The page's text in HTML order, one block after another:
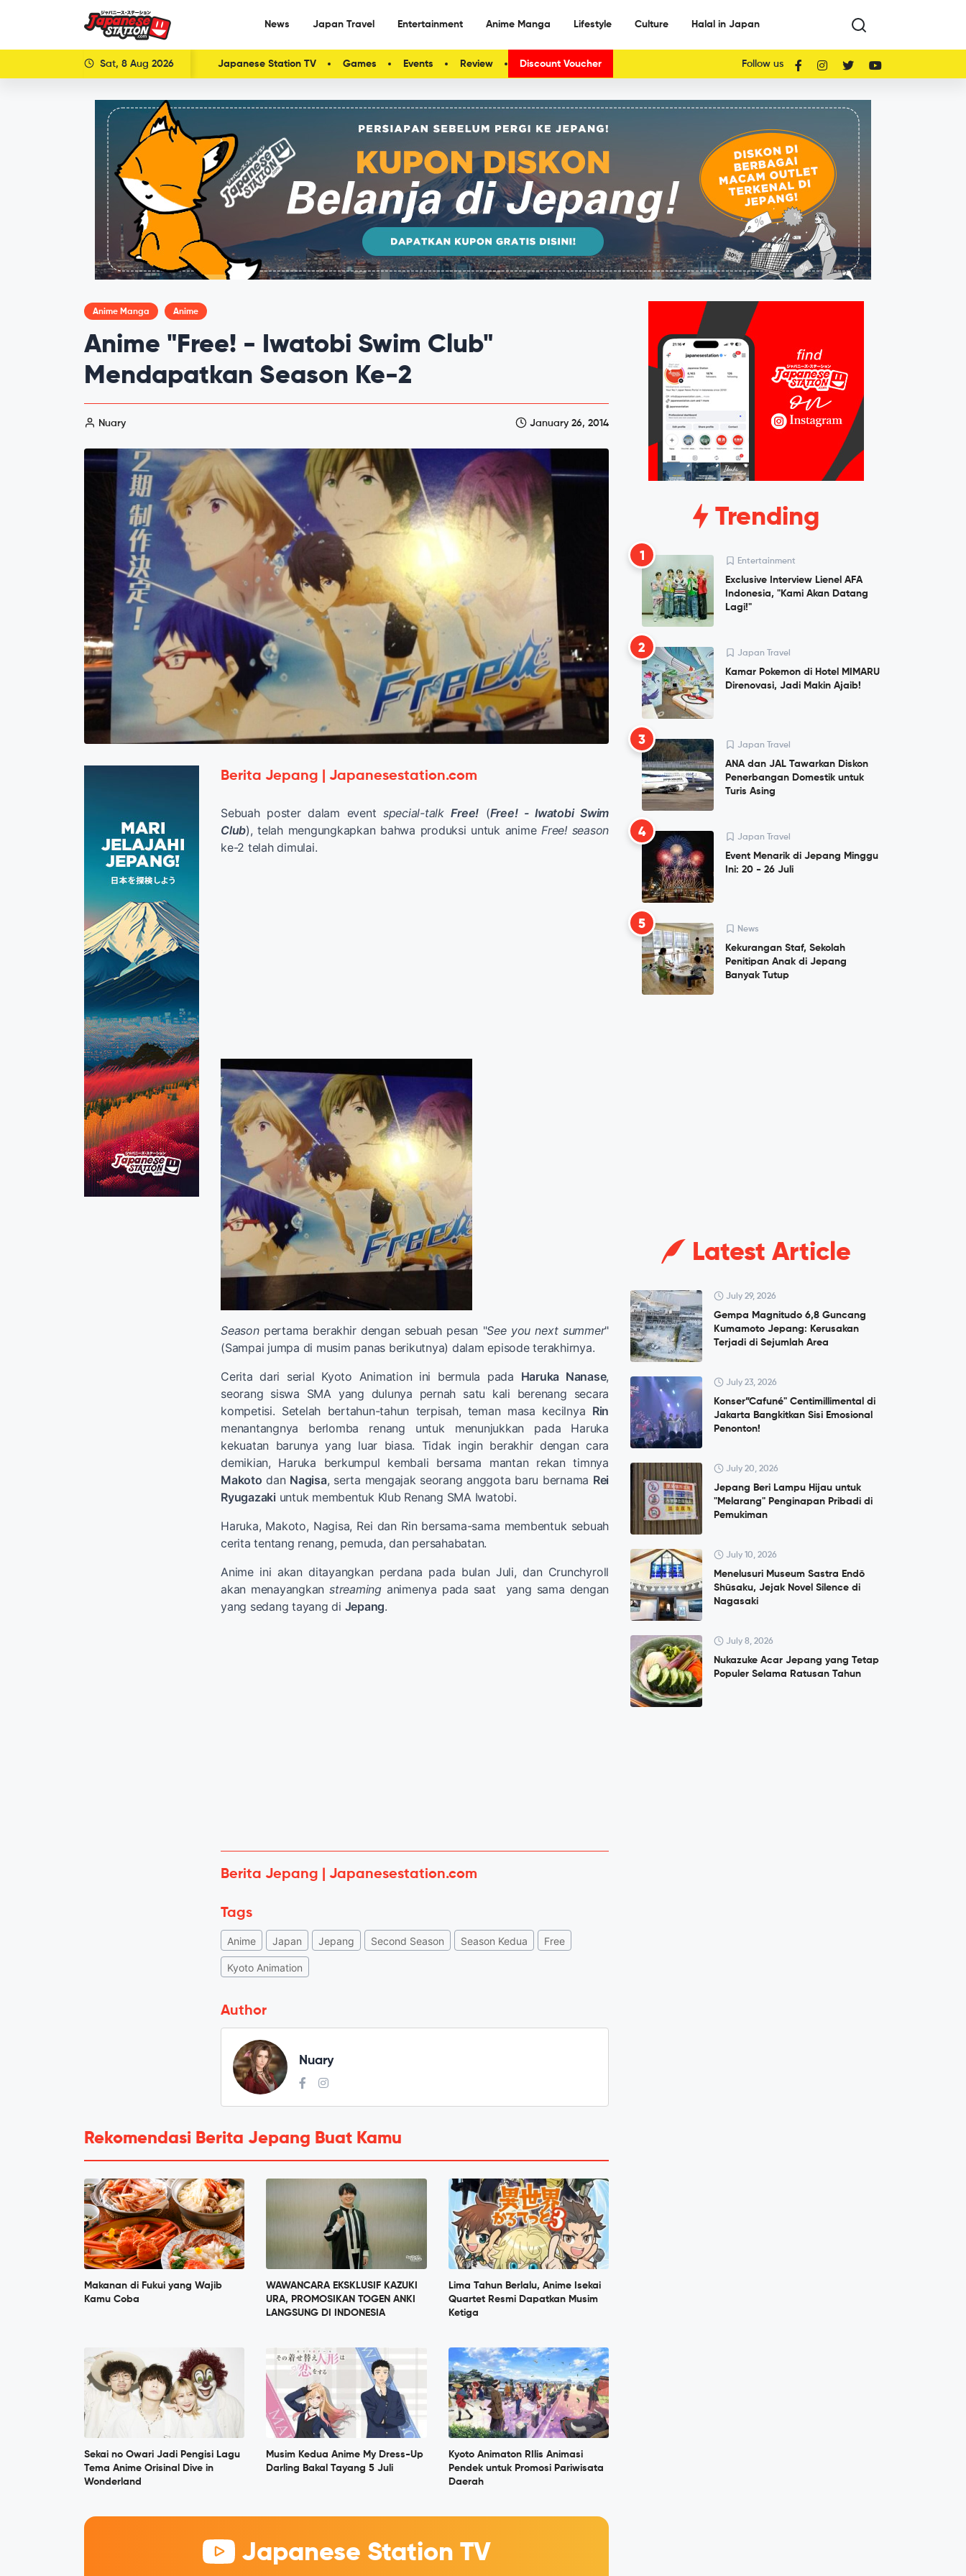
News Japan Travel Entertainment Anime Manga Lifestyle Culture Halal in Japan
Sat, 8 Aug 2026 Japanese Station TV Games Events Review Discount Voucher Follow us
Anime Manga Anime
Anime "Free! - Iwatobi Swim Club"
Mendapatkan Season Ke-2
Nuary January 26, 2014
Berita Jepang | Japanesestation.com
Sebuah poster dalam event special-talk Free! (Free! - Iwatobi Swim
Club), telah mengungkapkan bahwa produksi untuk anime Free! season
ke-2 telah dimulai.
Season pertama berakhir dengan sebuah pesan "See you next summer"
(Sampai jumpa di musim panas berikutnya) dalam episode terakhirnya.
Cerita dari serial Kyoto Animation ini bermula pada Haruka Nanase,
seorang siswa SMA yang dulunya pernah satu kali berenang secara
kompetisi. Setelah bertahun-tahun terpisah, teman masa kecilnya Rin
menantangnya berlomba renang untuk menunjukkan pada Haruka
kekuatan barunya yang luar biasa. Tidak ingin berakhir dengan cara
demikian, Haruka berkumpul kembali bersama mantan rekan timnya
Makoto dan Nagisa, serta mengajak seorang anggota baru bernama Rei
Ryugazaki untuk membentuk Klub Renang SMA Iwatobi.
Haruka, Makoto, Nagisa, Rei dan Rin bersama-sama membentuk sebuah
cerita tentang renang, pemuda, dan persahabatan.
Anime ini akan ditayangkan perdana pada bulan Juli, dan Crunchyroll
akan menayangkanstreaming animenya pada saat yang sama dengan
yang sedang tayang di Jepang.
Berita Jepang | Japanesestation.com
Tags
Anime Japan Jepang Second Season Season Kedua Free
Kyoto Animation
Author
Nuary
Rekomendasi Berita Jepang Buat Kamu
Makanan di Fukui yang Wajib
Kamu Coba
WAWANCARA EKSKLUSIF KAZUKI
URA, PROMOSIKAN TOGEN ANKI
LANGSUNG DI INDONESIA
Lima Tahun Berlalu, Anime Isekai
Quartet Resmi Dapatkan Musim
Ketiga
Sekai no Owari Jadi Pengisi Lagu
Tema Anime Orisinal Dive in
Wonderland
Musim Kedua Anime My Dress-Up
Darling Bakal Tayang 5 Juli
Kyoto Animaton RIlis Animasi
Pendek untuk Promosi Pariwisata
Daerah
Japanese Station TV
Trending
1 Entertainment
Exclusive Interview Lienel AFA
Indonesia, "Kami Akan Datang
Lagi!"
2 Japan Travel
Kamar Pokemon di Hotel MIMARU
Direnovasi, Jadi Makin Ajaib!
3 Japan Travel
ANA dan JAL Tawarkan Diskon
Penerbangan Domestik untuk
Turis Asing
4 Japan Travel
Event Menarik di Jepang Minggu
Ini: 20 - 26 Juli
5 News
Kekurangan Staf, Sekolah
Penitipan Anak di Jepang
Banyak Tutup
Latest Article
July 29, 2026
Gempa Magnitudo 6,8 Guncang
Kumamoto Jepang: Kerusakan
Terjadi di Sejumlah Area
July 23, 2026
Konser”Cafuné" Centimillimental di
Jakarta Bangkitkan Sisi Emosional
Penonton!
July 20, 2026
Jepang Beri Lampu Hijau untuk
"Melarang" Penginapan Pribadi di
Pemukiman
July 10, 2026
Menelusuri Museum Sastra Endō
Shūsaku, Jejak Novel Silence di
Nagasaki
July 8, 2026
Nukazuke Acar Jepang yang Tetap
Populer Selama Ratusan Tahun